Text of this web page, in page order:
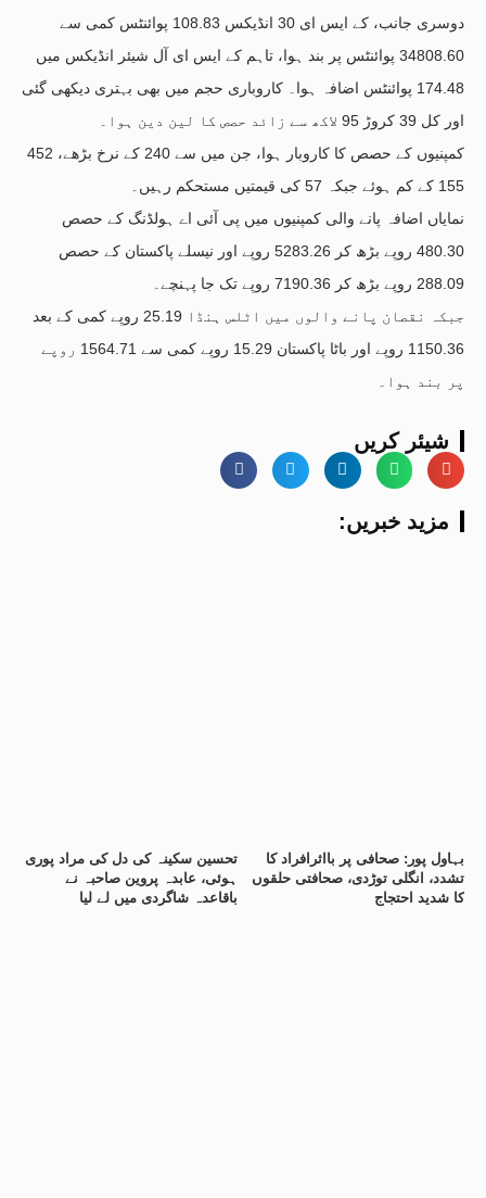
دوسری جانب، کے ایس ای 30 انڈیکس 108.83 پوائنٹس کمی سے
34808.60 پوائنٹس پر بند ہوا، تاہم کے ایس ای آل شیئر انڈیکس میں
174.48 پوائنٹس اضافہ ہوا۔ کاروباری حجم میں بھی بہتری دیکھی گئی
اور کل 39 کروڑ 95 لاکھ سے زائد حصص کا لین دین ہوا۔
452 کمپنیوں کے حصص کا کاروبار ہوا، جن میں سے 240 کے نرخ بڑھے،
155 کے کم ہوئے جبکہ 57 کی قیمتیں مستحکم رہیں۔
نمایاں اضافہ پانے والی کمپنیوں میں پی آئی اے ہولڈنگ کے حصص
480.30 روپے بڑھ کر 5283.26 روپے اور نیسلے پاکستان کے حصص
288.09 روپے بڑھ کر 7190.36 روپے تک جا پہنچے۔
جبکہ نقصان پانے والوں میں اٹلس ہنڈا 25.19 روپے کمی کے بعد
1150.36 روپے اور باٹا پاکستان 15.29 روپے کمی سے 1564.71 روپے
پر بند ہوا۔
شیئر کریں
:مزید خبریں
تحسین سکینہ کی دل کی مراد پوری
ہوئی، عابدہ پروین صاحبہ نے
باقاعدہ شاگردی میں لے لیا
بہاول پور: صحافی پر بااثرافراد کا
تشدد، انگلی توڑدی، صحافتی حلقوں
کا شدید احتجاج